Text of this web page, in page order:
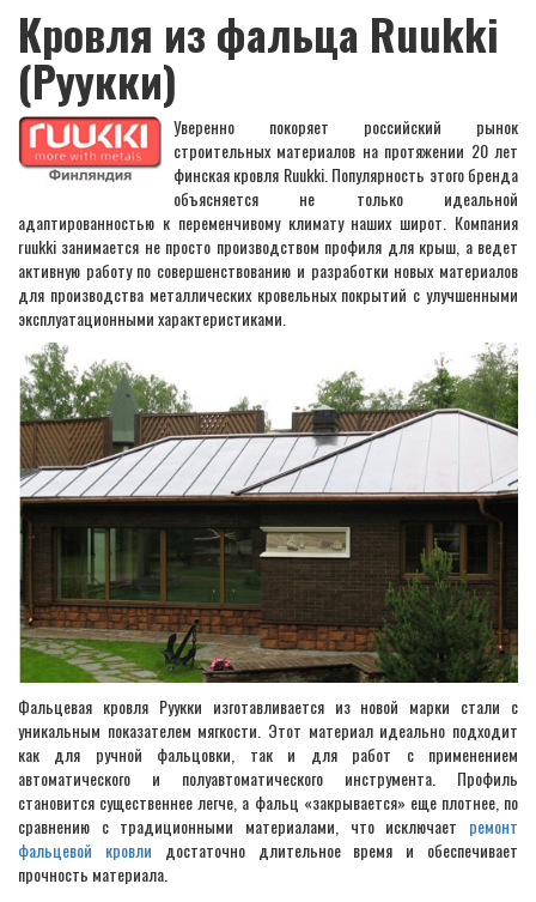
Кровля из фальца Ruukki
(Руукки)
Уверенно покоряет российский рынок
строительных материалов на протяжении 20 лет
финская кровля Ruukki. Популярность этого бренда
объясняется не только идеальной
адаптированностью к переменчивому климату наших широт. Компания
ruukki занимается не просто производством профиля для крыш, а ведет
активную работу по совершенствованию и разработки новых материалов
для производства металлических кровельных покрытий с улучшенными
эксплуатационными характеристиками.
Фальцевая кровля Руукки изготавливается из новой марки стали с
уникальным показателем мягкости. Этот материал идеально подходит
как для ручной фальцовки, так и для работ с применением
автоматического и полуавтоматического инструмента. Профиль
становится существеннее легче, а фальц «закрывается» еще плотнее, по
сравнению с традиционными материалами, что исключает ремонт
фальцевой кровли достаточно длительное время и обеспечивает
прочность материала.